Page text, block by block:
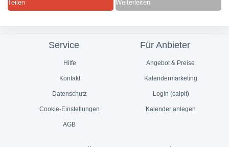
Teilen Weiterleiten
Service
Hilfe
Kontakt
Datenschutz
Cookie-Einstellungen
AGB
Für Anbieter
Angebot & Preise
Kalendermarketing
Login (calpit)
Kalender anlegen